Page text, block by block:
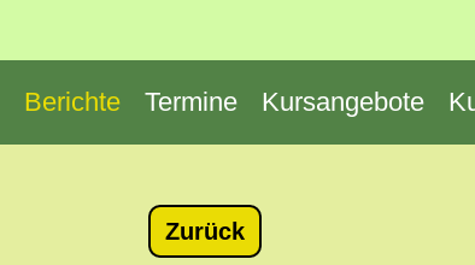
Berichte Termine Kursangebote
Zurück